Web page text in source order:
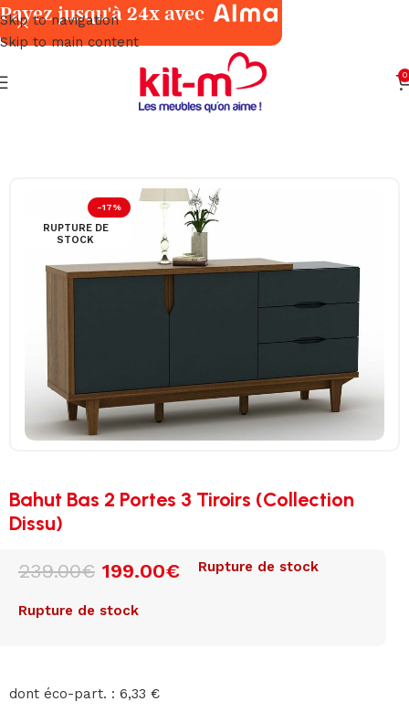
Skip to navigation
Skip to main content
0
Salles à Manger Meubles
-17%
RUPTURE DE
STOCK
Bahut Bas 2 Portes 3 Tiroirs (Collection
Dissu)
239.00€ 199.00€ Rupture de stock
Rupture de stock
dont éco-part. : 6,33 €
Payez jusqu'à 24x avec